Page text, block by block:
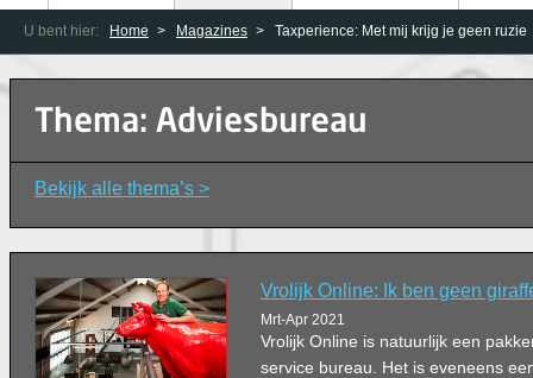
U bent hier: Home Magazines Taxperience: Met mij krijg je geen ruzie
Thema: Adviesbureau
Bekijk alle thema’s >
Vrolijk Online: Ik ben geen
Mrt-Apr 2021
Vrolijk Online is natuurlijk een
service bureau. Het is eveneens